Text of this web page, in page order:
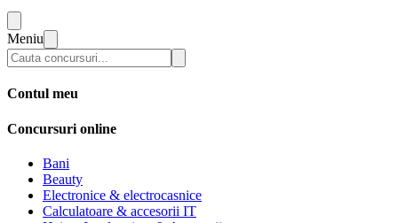
Meniu
Contul meu
Concursuri online
Bani
Beauty
Electronice & electrocasnice
Calculatoare & accesorii IT